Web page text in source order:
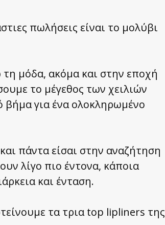
πωλήσεις είναι το μολύβι
τη μόδα, ακόμα και στην εποχή
το μέγεθος των χειλιών
βήμα για ένα ολοκληρωμένο
πάντα είσαι στην αναζήτηση
λίγο πιο έντονα, κάποια
και ένταση.
τα τρια top lipliners της